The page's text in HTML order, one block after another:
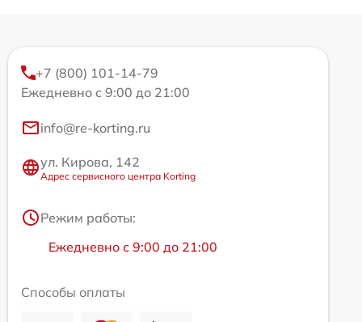
+7 (800) 101-14-79
Ежедневно с 9:00 до 21:00
info@re-korting.ru
ул. Кирова, 142
Адрес сервисного центра Korting
Режим работы:
Ежедневно с 9:00 до 21:00
Способы оплаты